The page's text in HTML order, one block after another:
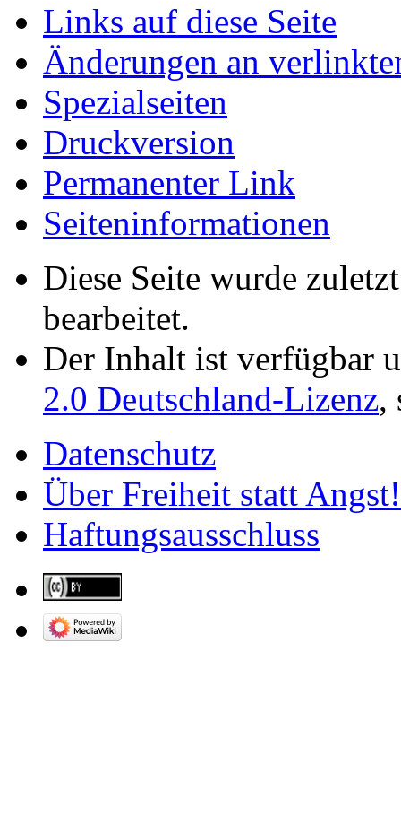
Links auf diese Seite
Änderungen an
Spezialseiten
Druckversion
Permanenter Link
Seiten­­informationen
Diese Seite wurde
bearbeitet.
Der Inhalt ist verfügbar
2.0 Deutschland-Lizenz,
Datenschutz
Über Freiheit statt Angst!
Haftungsausschluss